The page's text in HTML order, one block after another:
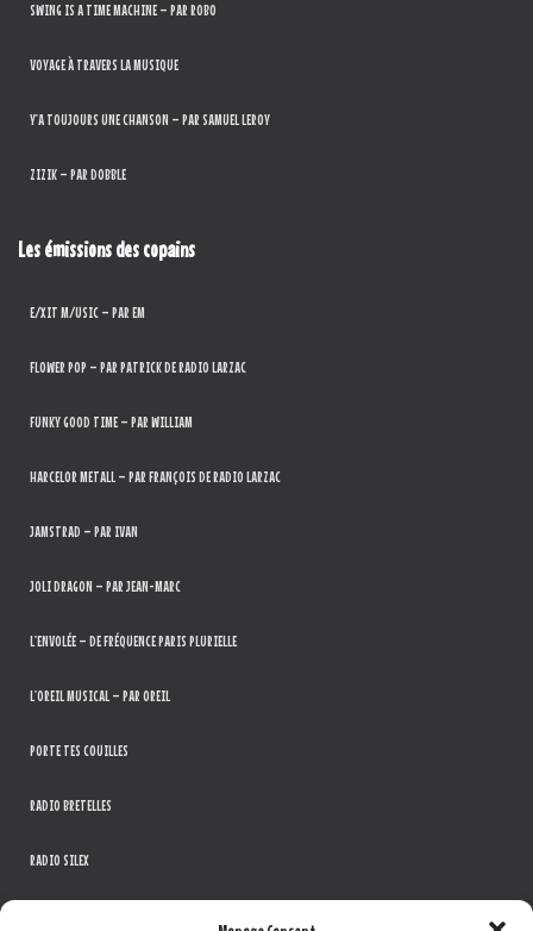
SWING IS A TIME MACHINE – PAR ROBO
VOYAGE À TRAVERS LA MUSIQUE
Y’A TOUJOURS UNE CHANSON – PAR SAMUEL LEROY
ZIZIK – PAR DOBBLE
Les émissions des copains
E/XIT M/USIC – PAR EM
FLOWER POP – PAR PATRICK DE RADIO LARZAC
FUNKY GOOD TIME – PAR WILLIAM
HARCELOR METALL – PAR FRANÇOIS DE RADIO LARZAC
JAMSTRAD – PAR IVAN
JOLI DRAGON – PAR JEAN-MARC
L’ENVOLÉE – DE FRÉQUENCE PARIS PLURIELLE
L’OREIL MUSICAL – PAR OREIL
PORTE TES COUILLES
RADIO BRETELLES
RADIO SILEX